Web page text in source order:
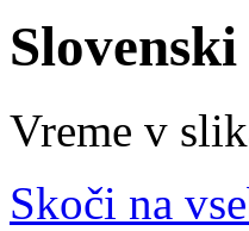
Vreme v
Skoči na